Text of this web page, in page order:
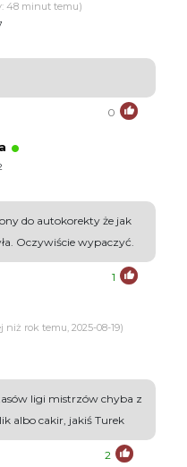
48 minut temu)
0
do autokorekty że jak
Oczywiście wypaczyć.
1
rok temu, 2025-08-19)
ligi mistrzów chyba z
albo cakir, jakiś Turek
2